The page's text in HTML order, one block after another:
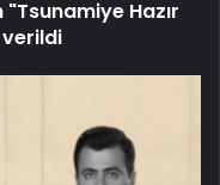
"Tsunamiye Hazır